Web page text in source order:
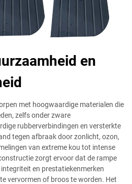
en
met hoogwaardige materialen die
zelfs onder zware
rubberverbindingen en versterkte
tegen afbraak door zonlicht, ozon,
van extreme kou tot intense
zorgt ervoor dat de rampe
en prestatiekenmerken
vervormen of broos te worden. Het